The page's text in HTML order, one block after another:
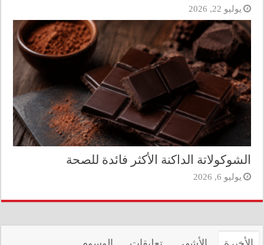
يوليو 22, 2026
الشوكولاتة الداكنة الأكثر فائدة للصحة
يوليو 6, 2026